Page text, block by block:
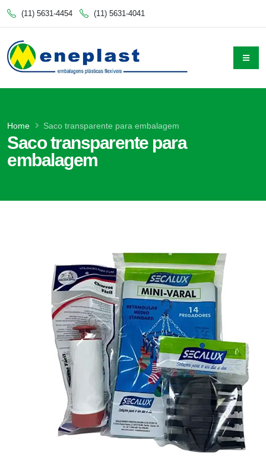
(11) 5631-4454 (11) 5631-4041
Saco transparente para
embalagem
Home Saco transparente para embalagem